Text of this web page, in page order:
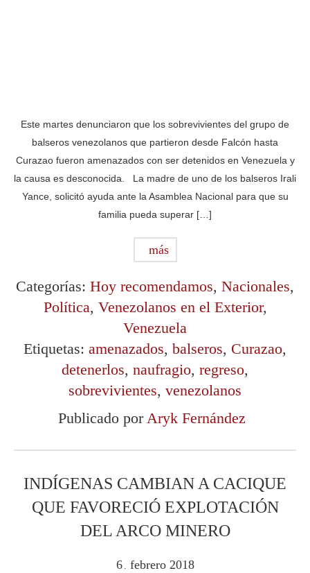
Este martes denunciaron que los sobrevivientes del grupo de
balseros venezolanos que partieron desde Falcón hasta
Curazao fueron amenazados con ser detenidos en Venezuela y
la causa es desconocida. La madre de uno de los balseros Irali
Yance, solicitó ayuda ante la Asamblea Nacional para que su
familia pueda superar […]
más
Categorías: Hoy recomendamos, Nacionales,
Política, Venezolanos en el Exterior,
Venezuela
Etiquetas: amenazados, balseros, Curazao,
detenerlos, naufragio, regreso,
sobrevivientes, venezolanos
Publicado porAryk Fernández
INDÍGENAS CAMBIAN A CACIQUE
QUE FAVORECIÓ EXPLOTACIÓN
DEL ARCO MINERO
6 . febrero 2018